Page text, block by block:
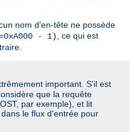
nom d'en-tête ne possède
- 1)
, ce qui est
important. S'il est
que la requête
par exemple), et lit
le flux d'entrée pour